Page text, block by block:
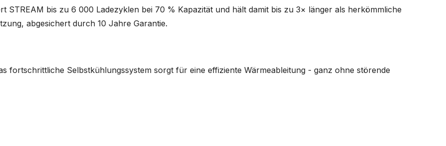
STREAM bis zu 6 000 Ladezyklen bei 70 % Kapazität und hält damit bis zu 3× länger als herkömmliche
abgesichert durch 10 Jahre Garantie.
fortschrittliche Selbstkühlungssystem sorgt für eine effiziente Wärmeableitung - ganz ohne störende